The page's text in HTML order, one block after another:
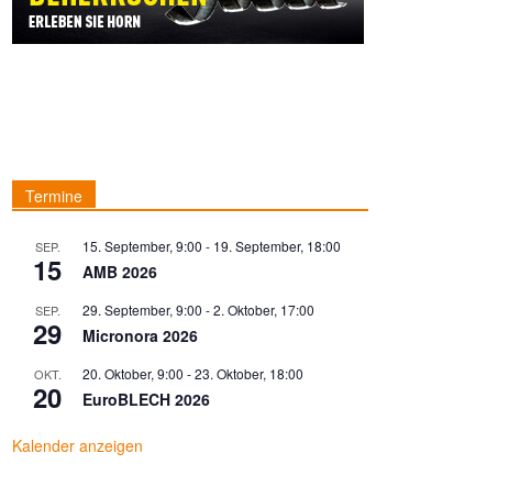
Termine
SEP.
15
15. September, 9:00 - 19. September, 18:00
AMB 2026
SEP.
29
29. September, 9:00 -2. Oktober, 17:00
Micronora 2026
OKT.
20
20. Oktober, 9:00 -23. Oktober, 18:00
EuroBLECH 2026
Kalender anzeigen